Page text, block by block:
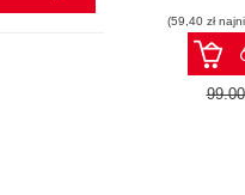
(59,40 zł